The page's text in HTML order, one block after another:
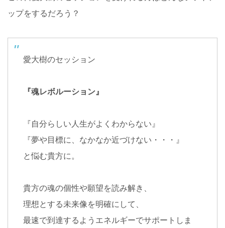
ップをするだろう？
愛大樹のセッション
『魂レボルーション』
『自分らしい人生がよくわからない』
『夢や目標に、なかなか近づけない・・・』
と悩む貴方に。
貴方の魂の個性や願望を読み解き、
理想とする未来像を明確にして、
最速で到達するようエネルギーでサポートしま